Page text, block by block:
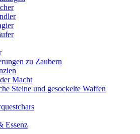
zu Zaubern
Macht
Steine und gesockelte Waffen
Essenz